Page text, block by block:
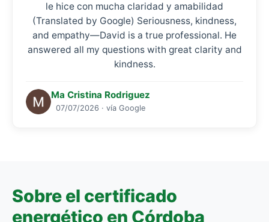
le hice con mucha claridad y amabilidad
(Translated by Google) Seriousness, kindness,
and empathy—David is a true professional. He
answered all my questions with great clarity and
kindness.
Ma Cristina Rodriguez
07/07/2026 · vía Google
Sobre el certificado
energético en Córdoba